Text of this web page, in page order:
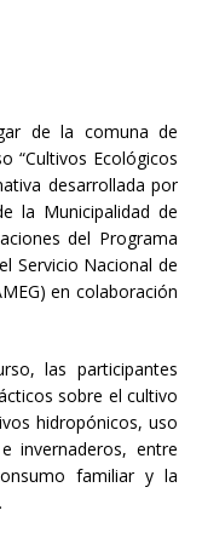
de la comuna de
“Cultivos Ecológicos
desarrollada por
la Municipalidad de
del Programa
Servicio Nacional de
en colaboración
las participantes
sobre el cultivo
hidropónicos, uso
invernaderos, entre
familiar y la